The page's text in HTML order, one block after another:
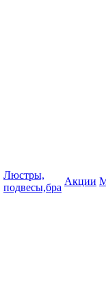
Люстры,
подвесы,бра
Акции